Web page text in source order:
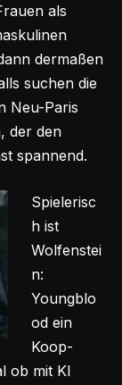
als
dermaßen
suchen die
Neu-Paris
der den
spannend.
Spielerisc
h ist
Wolfenstei
n:
Youngblo
od ein
Koop-
ob mit KI